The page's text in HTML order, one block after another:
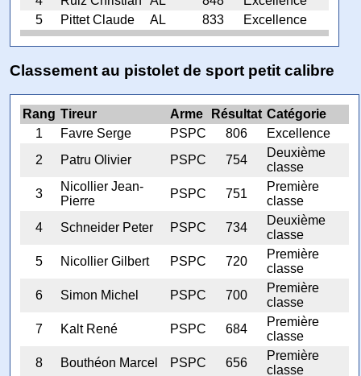
5
Pittet Claude AL 833 Excellence
Classement au pistolet de sport petit calibre
Rang Tireur Arme Résultat Catégorie
1
Favre Serge PSPC 806
Excellence
2
Patru Olivier PSPC 754
Deuxième
classe
3
Nicollier Jean-
Pierre
PSPC 751
Première
classe
4
Schneider Peter PSPC 734
Deuxième
classe
5
Nicollier Gilbert PSPC 720
Première
classe
6
Simon Michel PSPC 700
Première
classe
7
Kalt René PSPC 684
Première
classe
8
Bouthéon Marcel PSPC 656
Première
classe